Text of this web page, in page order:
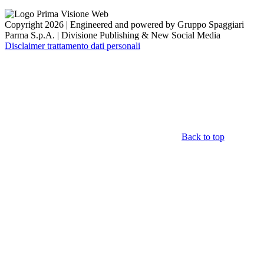
Copyright 2026 | Engineered and powered by Gruppo Spaggiari
Parma S.p.A. | Divisione Publishing & New Social Media
Disclaimer trattamento dati personali
Back to top